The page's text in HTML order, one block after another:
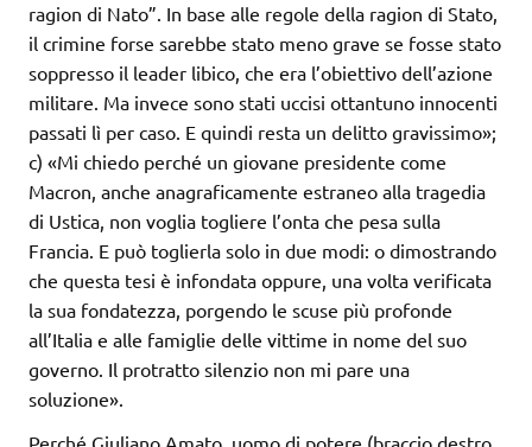
ragion di Nato”. In base alle regole della ragion di Stato,
il crimine forse sarebbe stato meno grave se fosse stato
soppresso il leader libico, che era l’obiettivo dell’azione
militare. Ma invece sono stati uccisi ottantuno innocenti
passati lì per caso. E quindi resta un delitto gravissimo»;
c) «Mi chiedo perché un giovane presidente come
Macron, anche anagraficamente estraneo alla tragedia
di Ustica, non voglia togliere l’onta che pesa sulla
Francia. E può toglierla solo in due modi: o dimostrando
che questa tesi è infondata oppure, una volta verificata
la sua fondatezza, porgendo le scuse più profonde
all’Italia e alle famiglie delle vittime in nome del suo
governo. Il protratto silenzio non mi pare una
soluzione».